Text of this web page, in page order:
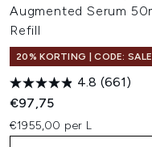
Augmented Serum
Refill
20% KORTING | CODE:
4.8 (661)
€97,75
€1955,00 per L